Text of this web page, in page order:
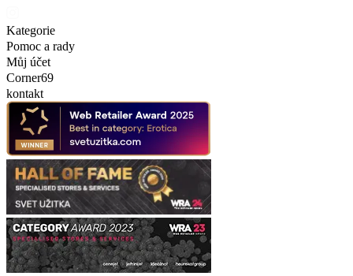
Kategorie
Pomoc a rady
Můj účet
Corner69
kontakt